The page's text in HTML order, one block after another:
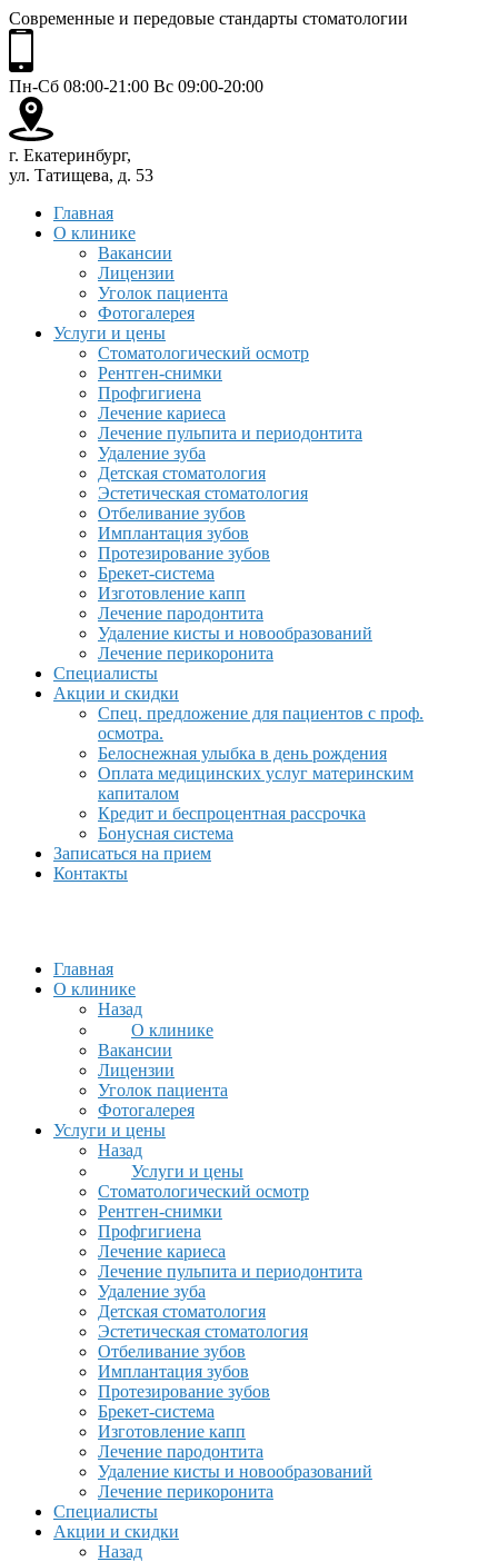
Современные и передовые стандарты стоматологии
Пн-Сб 08:00-21:00 Вс 09:00-20:00
г. Екатеринбург,
ул. Татищева, д. 53
Главная
О клинике
Вакансии
Лицензии
Уголок пациента
Фотогалерея
Услуги и цены
Стоматологический осмотр
Рентген-снимки
Профгигиена
Лечение кариеса
Лечение пульпита и периодонтита
Удаление зуба
Детская стоматология
Эстетическая стоматология
Отбеливание зубов
Имплантация зубов
Протезирование зубов
Брекет-система
Изготовление капп
Лечение пародонтита
Удаление кисты и новообразований
Лечение перикоронита
Специалисты
Акции и скидки
Спец. предложение для пациентов с проф.
осмотра.
Белоснежная улыбка в день рождения
Оплата медицинских услуг материнским
капиталом
Кредит и беспроцентная рассрочка
Бонусная система
Записаться на прием
Контакты
Главная
О клинике
Назад
О клинике
Вакансии
Лицензии
Уголок пациента
Фотогалерея
Услуги и цены
Назад
Услуги и цены
Стоматологический осмотр
Рентген-снимки
Профгигиена
Лечение кариеса
Лечение пульпита и периодонтита
Удаление зуба
Детская стоматология
Эстетическая стоматология
Отбеливание зубов
Имплантация зубов
Протезирование зубов
Брекет-система
Изготовление капп
Лечение пародонтита
Удаление кисты и новообразований
Лечение перикоронита
Специалисты
Акции и скидки
Назад